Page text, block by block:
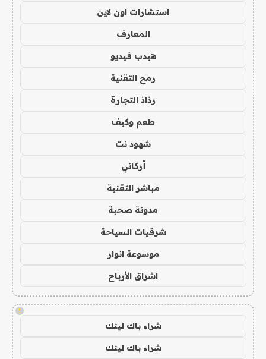
استشارات اون لاين
المعارف
هيدب فيديو
رمح التقنية
رذاذ التجارة
طعم وكيف
شهود نت
أركاني
مباشر التقنية
مدونة صحبة
شرقيات السياحة
موسوعة انوار
اشراق الأرباح
!
شراء باك لينك
شراء باك لينك